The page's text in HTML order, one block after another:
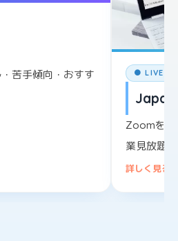
苦手傾向・おすす
● LIVE
Zoomを使
業見放題
詳しく見る